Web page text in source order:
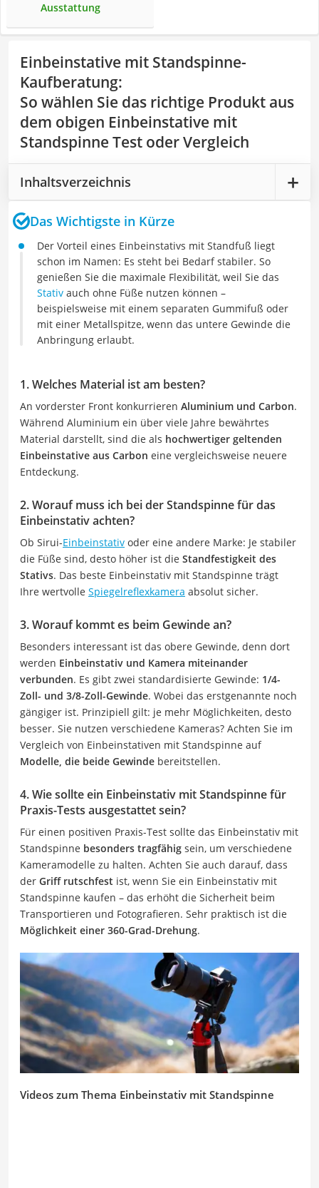
Ausstattung
Einbeinstative mit Standspinne-
Kaufberatung:
So wählen Sie das richtige Produkt aus
dem obigen Einbeinstative mit
Standspinne Test oder Vergleich
Inhaltsverzeichnis
Das Wichtigste in Kürze
Der Vorteil eines Einbeinstativs mit Standfuß liegt
schon im Namen: Es steht bei Bedarf stabiler. So
genießen Sie die maximale Flexibilität, weil Sie das
Stativ auch ohne Füße nutzen können –
beispielsweise mit einem separaten Gummifuß oder
mit einer Metallspitze, wenn das untere Gewinde die
Anbringung erlaubt.
1. Welches Material ist am besten?
An vorderster Front konkurrieren Aluminium und Carbon.
Während Aluminium ein über viele Jahre bewährtes
Material darstellt, sind die als hochwertiger geltenden
Einbeinstative aus Carbon eine vergleichsweise neuere
Entdeckung.
2. Worauf muss ich bei der Standspinne für das
Einbeinstativ achten?
Ob Sirui-Einbeinstativ oder eine andere Marke: Je stabiler
die Füße sind, desto höher ist die Standfestigkeit des
Stativs. Das beste Einbeinstativ mit Standspinne trägt
Ihre wertvolle Spiegelreflexkamera absolut sicher.
3. Worauf kommt es beim Gewinde an?
Besonders interessant ist das obere Gewinde, denn dort
werden Einbeinstativ und Kamera miteinander
verbunden. Es gibt zwei standardisierte Gewinde: 1/4-
Zoll- und 3/8-Zoll-Gewinde. Wobei das erstgenannte noch
gängiger ist. Prinzipiell gilt: je mehr Möglichkeiten, desto
besser. Sie nutzen verschiedene Kameras? Achten Sie im
Vergleich von Einbeinstativen mit Standspinne auf
Modelle, die beide Gewinde bereitstellen.
4. Wie sollte ein Einbeinstativ mit Standspinne für
Praxis-Tests ausgestattet sein?
Für einen positiven Praxis-Test sollte das Einbeinstativ mit
Standspinne besonders tragfähig sein, um verschiedene
Kameramodelle zu halten. Achten Sie auch darauf, dass
der Griff rutschfest ist, wenn Sie ein Einbeinstativ mit
Standspinne kaufen – das erhöht die Sicherheit beim
Transportieren und Fotografieren. Sehr praktisch ist die
Möglichkeit einer 360-Grad-Drehung.
Videos zum Thema Einbeinstativ mit Standspinne